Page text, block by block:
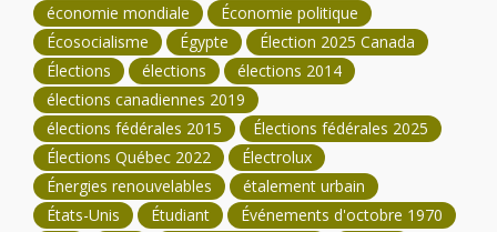
économie mondiale
Économie politique
Écosocialisme
Égypte
Élection 2025 Canada
Élections
élections
élections 2014
élections canadiennes 2019
élections fédérales 2015
Élections fédérales 2025
Élections Québec 2022
Électrolux
Énergies renouvelables
étalement urbain
États-Unis
Étudiant
Événements d'octobre 1970